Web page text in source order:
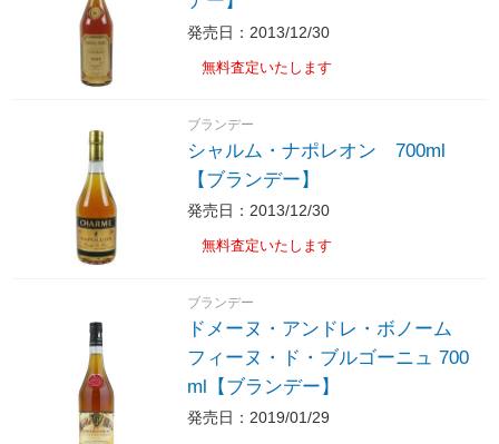
発売日：2013/12/30
無料査定いたします
ブランデー
シャルム・ナポレオン 700ml
【ブランデー】
発売日：2013/12/30
無料査定いたします
ブランデー
ドメーヌ・アンドレ・ボノーム
フィーヌ・ド・ブルゴーニュ 700
ml【ブランデー】
発売日：2019/01/29